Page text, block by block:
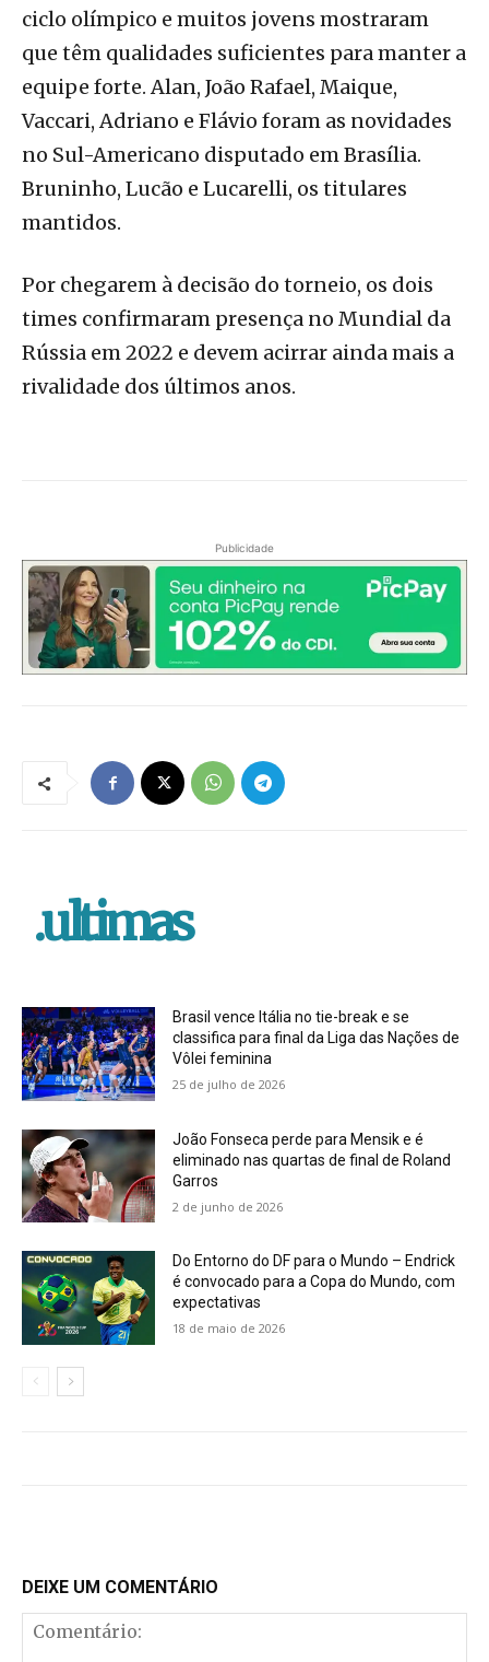
ciclo olímpico e muitos jovens mostraram
que têm qualidades suficientes para manter a
equipe forte. Alan, João Rafael, Maique,
Vaccari, Adriano e Flávio foram as novidades
no Sul-Americano disputado em Brasília.
Bruninho, Lucão e Lucarelli, os titulares
mantidos.
Por chegarem à decisão do torneio, os dois
times confirmaram presença no Mundial da
Rússia em 2022 e devem acirrar ainda mais a
rivalidade dos últimos anos.
Publicidade
.ultimas
Brasil vence Itália no tie-break e se
classifica para final da Liga das Nações de
Vôlei feminina
25 de julho de 2026
João Fonseca perde para Mensik e é
eliminado nas quartas de final de Roland
Garros
2 de junho de 2026
Do Entorno do DF para o Mundo – Endrick
é convocado para a Copa do Mundo, com
expectativas
18 de maio de 2026
DEIXE UM COMENTÁRIO